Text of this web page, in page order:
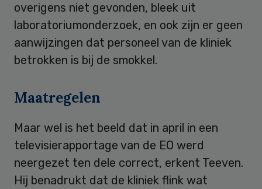
overigens niet gevonden, bleek uit
laboratoriumonderzoek, en ook zijn er geen
aanwijzingen dat personeel van de kliniek
betrokken is bij de smokkel.
Maatregelen
Maar wel is het beeld dat in april in een
televisierapportage van de EO werd
neergezet ten dele correct, erkent Teeven.
Hij benadrukt dat de kliniek flink wat